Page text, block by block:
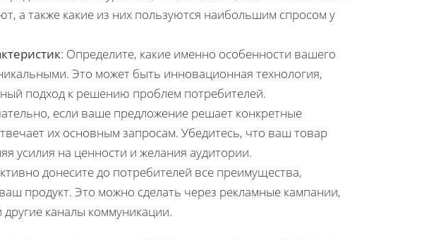
а также какие из них пользуются наибольшим спросом у
: Определите, какие именно особенности вашего
Это может быть инновационная технология,
подход к решению проблем потребителей.
если ваше предложение решает конкретные
их основным запросам. Убедитесь, что ваш товар
усилия на ценности и желания аудитории.
донесите до потребителей все преимущества,
продукт. Это можно сделать через рекламные кампании,
каналы коммуникации.